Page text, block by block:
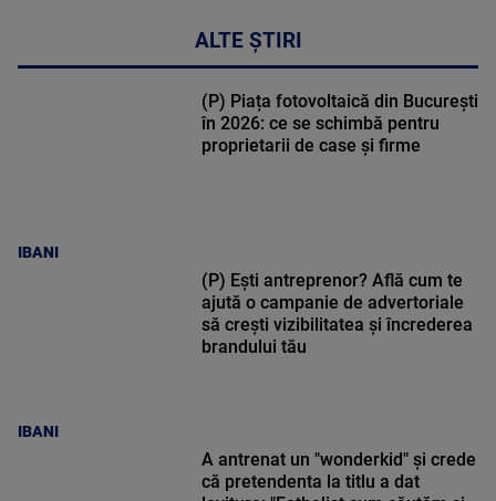
ALTE ȘTIRI
IBANI
(P) Piața fotovoltaică din București
în 2026: ce se schimbă pentru
proprietarii de case și firme
IBANI
(P) Ești antreprenor? Află cum te
ajută o campanie de advertoriale
să crești vizibilitatea și încrederea
brandului tău
A antrenat un "wonderkid" și crede
că pretendenta la titlu a dat